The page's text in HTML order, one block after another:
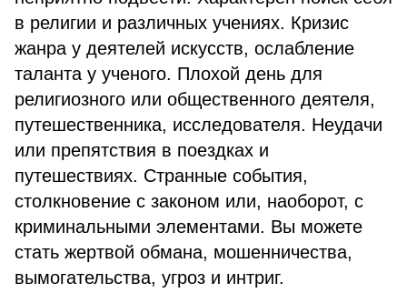
в религии и различных учениях. Кризис
жанра у деятелей искусств, ослабление
таланта у ученого. Плохой день для
религиозного или общественного деятеля,
путешественника, исследователя. Неудачи
или препятствия в поездках и
путешествиях. Странные события,
столкновение с законом или, наоборот, с
криминальными элементами. Вы можете
стать жертвой обмана, мошенничества,
вымогательства, угроз и интриг.